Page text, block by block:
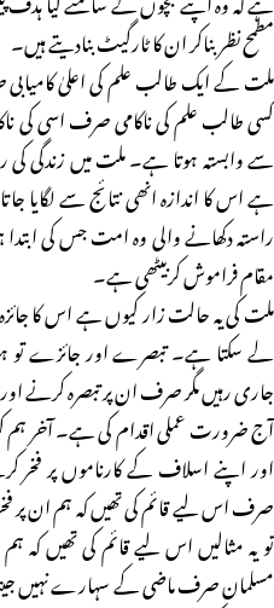
مطمح نظر بناکر ان کا ٹارگیٹ بنادیتے ہیں۔
ملت کے ایک طالب علم کی اعلیٰ
کسی طالب علم کی ناکامی صرف اسی کی
سے وابستہ ہوتا ہے۔ ملت میں زندگی
ہے اس کا اندازہ انھی نتائج سے لگایا
راستہ دکھانے والی وہ امت جس کی
مقام فراموش کربیٹھی ہے۔
ملت کی یہ حالت زار کیوں ہے اس کا
لے سکتا ہے۔ تبصرے اور جائزے تو
جاری رہیں مگر صرف ان پر تبصرہ کرنے
آج ضرورت عملی اقدام کی ہے۔ آخر
اور اپنے اسلاف کے کارناموں پر فخر
صرف اس لیے قائم کی تھیں کہ ہم ان پر
تو یہ مثالیں اس لیے قائم کی تھیں
مسلمان صرف ماضی کے سہارے نہیں جیتا